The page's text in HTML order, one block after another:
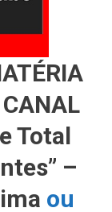
CANAL
Total
–
ou